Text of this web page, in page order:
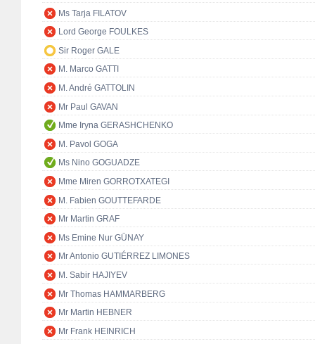
Ms Tarja FILATOV
Lord George FOULKES
Sir Roger GALE
M. Marco GATTI
M. André GATTOLIN
Mr Paul GAVAN
Mme Iryna GERASHCHENKO
M. Pavol GOGA
Ms Nino GOGUADZE
Mme Miren GORROTXATEGI
M. Fabien GOUTTEFARDE
Mr Martin GRAF
Ms Emine Nur GÜNAY
Mr Antonio GUTIÉRREZ LIMONES
M. Sabir HAJIYEV
Mr Thomas HAMMARBERG
Mr Martin HEBNER
Mr Frank HEINRICH